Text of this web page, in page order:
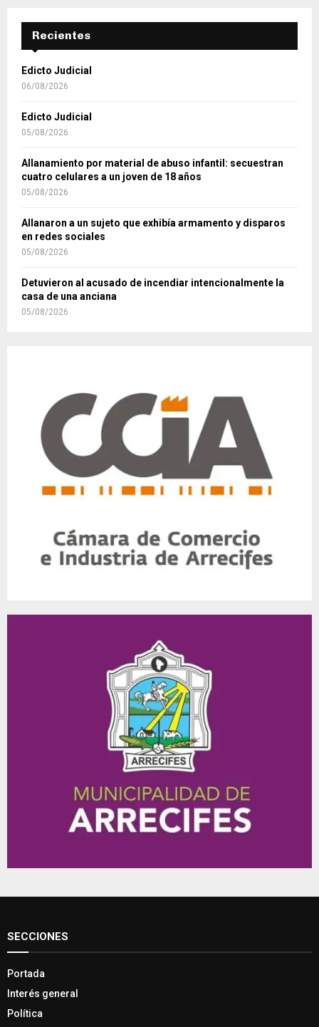
Recientes
Edicto Judicial
06/08/2026
Edicto Judicial
05/08/2026
Allanamiento por material de abuso infantil: secuestran
cuatro celulares a un joven de 18 años
05/08/2026
Allanaron a un sujeto que exhibía armamento y disparos
en redes sociales
05/08/2026
Detuvieron al acusado de incendiar intencionalmente la
casa de una anciana
05/08/2026
SECCIONES
Portada
Interés general
Política